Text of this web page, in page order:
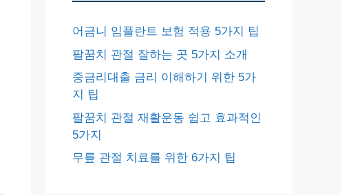
어금니 임플란트 보험 적용 5가지 팁
팔꿈치 관절 잘하는 곳 5가지 소개
중금리대출 금리 이해하기 위한 5가
지 팁
팔꿈치 관절 재활운동 쉽고 효과적인
5가지
무릎 관절 치료를 위한 6가지 팁